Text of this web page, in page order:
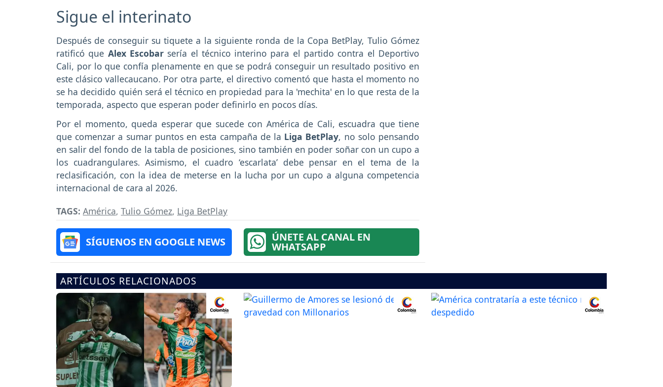
Sigue el interinato
Después de conseguir su tiquete a la siguiente ronda de la Copa BetPlay, Tulio Gómez
ratificó que Alex Escobarsería el técnico interino para el partido contra el Deportivo
Cali, por lo que confía plenamente en que se podrá conseguir un resultado positivo en
este clásico vallecaucano. Por otra parte, el directivo comentó que hasta el momento no
se ha decidido quién será el técnico en propiedad para la 'mechita' en lo que resta de la
temporada, aspecto que esperan poder definirlo en pocos días.
Por el momento, queda esperar que sucede con América de Cali, escuadra que tiene
que comenzar a sumar puntos en esta campaña de la Liga BetPlay, no solo pensando
en salir del fondo de la tabla de posiciones, sino también en poder soñar con un cupo a
los cuadrangulares. Asimismo, el cuadro ‘escarlata’ debe pensar en el tema de la
reclasificación, con la idea de meterse en la lucha por un cupo a alguna competencia
internacional de cara al 2026.
TAGS: América, Tulio Gómez, Liga BetPlay
SÍGUENOS EN GOOGLE NEWS ÚNETE AL CANAL EN
WHATSAPP
ARTÍCULOS RELACIONADOS